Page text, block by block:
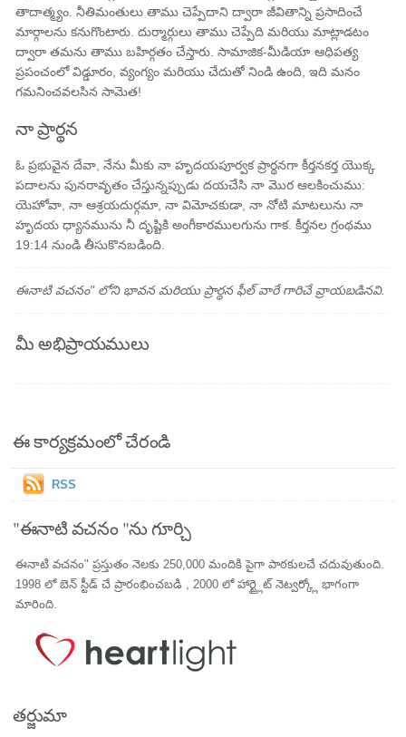
తాదాత్మ్యం. నీతిమంతులు తాము చెప్పేదాని ద్వారా జీవితాన్ని ప్రసాదించే
మార్గాలను కనుగొంటారు. దుర్మార్గులు తాము చెప్పేది మరియు మాట్లాడటం
ద్వారా తమను తాము బహిర్గతం చేస్తారు. సామాజిక-మీడియా ఆధిపత్య
ప్రపంచంలో విడ్డూరం, వ్యంగ్యం మరియు చేదుతో నిండి ఉంది, ఇది మనం
గమనించవలసిన సామెత!
నా ప్రార్థన
ఓ ప్రభువైన దేవా, నేను మీకు నా హృదయపూర్వక ప్రార్థనగా కీర్తనకర్త యొక్క
పదాలను పునరావృతం చేస్తున్నప్పుడు దయచేసి నా మొర ఆలకించుము:
యెహోవా, నా ఆశ్రయదుర్గమా, నా విమోచకుడా, నా నోటి మాటలును నా
హృదయ ధ్యానమును నీ దృష్టికి అంగీకారములగును గాక. కీర్తనల గ్రంథము
19:14 నుండి తీసుకొనబడింది.
ఈనాటి వచనం" లోని భావన మరియు ప్రార్థన ఫీల్ వారే గారిచే వ్రాయబడినవి.
మీ అభిప్రాయములు
ఈ కార్యక్రమంలో చేరండి
RSS
"ఈనాటి వచనం "ను గూర్చి
ఈనాటి వచనం" ప్రస్తుతం నెలకు 250,000 మందికి పైగా పాఠకులచే చదువుతుంది.
1998 లో బెన్ స్టీడ్ చే ప్రారంభించబడి , 2000 లో హార్ట్లైట్ నెట్వర్క్లో భాగంగా
మారింది.
తర్జుమా